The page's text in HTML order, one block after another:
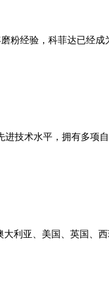
粉经验，科菲达已经
技术水平，拥有多
利亚、美国、英国、